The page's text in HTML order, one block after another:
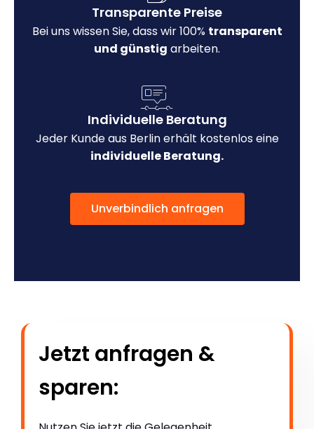
Transparente Preise
Bei uns wissen Sie, dass wir 100% transparent
und günstig arbeiten.
Individuelle Beratung
Jeder Kunde aus Berlin erhält kostenlos eine
individuelle Beratung.
Unverbindlich anfragen
Jetzt anfragen &
sparen: